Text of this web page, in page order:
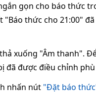
gọn cho báo thức
thức cho 21:00"
xuống "Âm thanh".
đã được điều chỉnh
nhấn nút "Đặt báo